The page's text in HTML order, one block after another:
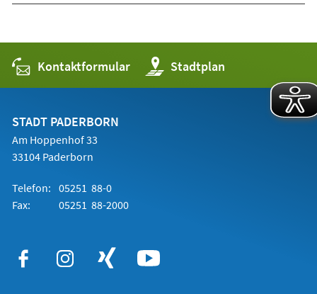
Kontaktformular Stadtplan
(Öffnet
in
einem
STADT PADERBORN
Am Hoppenhof 33
33104 Paderborn
Telefon: 05251 88-0
Fax:
05251 88-2000